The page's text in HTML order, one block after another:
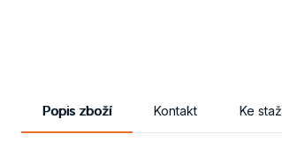
Popis zboží Kontakt Ke